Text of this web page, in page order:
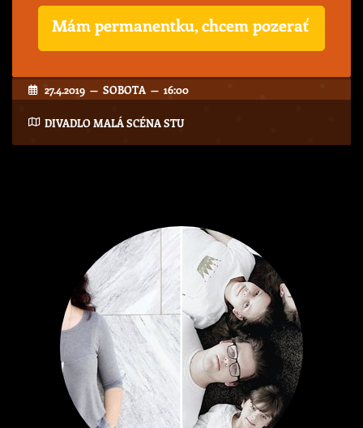
Mám permanentku, chcem pozerať
27.4.2019 — SOBOTA — 16:00
DIVADLO MALÁ SCÉNA STU